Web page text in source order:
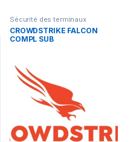
Sécurité des terminaux
CROWDSTRIKE FALCON
COMPL SUB